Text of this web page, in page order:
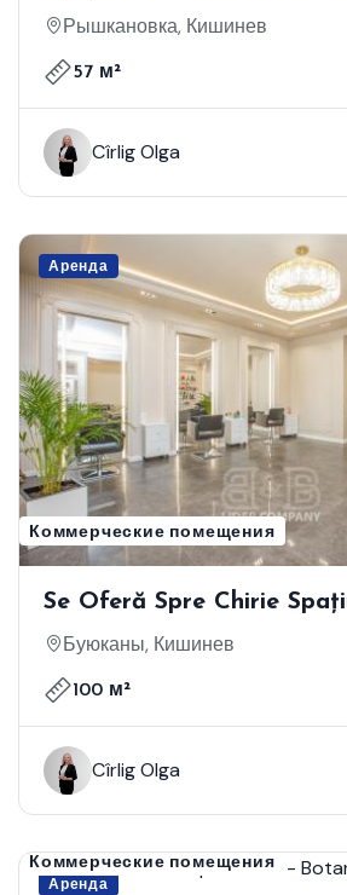
Рышкановка, Кишинев
57 м²
Cîrlig Olga
Аренда
Коммерческие помещения
Se Oferă Spre Chirie
Amenajat Pentru Salon De
Буюканы, Кишинев
100 м²
Cîrlig Olga
Аренда
Коммерческие помещения